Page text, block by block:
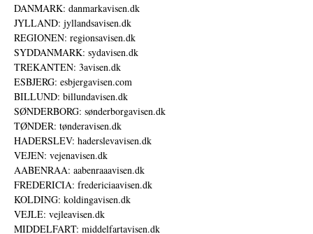
DANMARK: danmarkavisen.dk
JYLLAND: jyllandsavisen.dk
REGIONEN: regionsavisen.dk
SYDDANMARK: sydavisen.dk
TREKANTEN: 3avisen.dk
ESBJERG: esbjergavisen.com
BILLUND: billundavisen.dk
SØNDERBORG: sønderborgavisen.dk
TØNDER: tønderavisen.dk
HADERSLEV: haderslevavisen.dk
VEJEN: vejenavisen.dk
AABENRAA: aabenraaavisen.dk
FREDERICIA: fredericiaavisen.dk
KOLDING: koldingavisen.dk
VEJLE: vejleavisen.dk
MIDDELFART: middelfartavisen.dk